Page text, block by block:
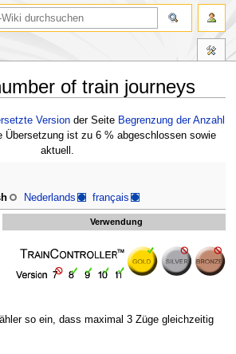
of train journeys
Versionder Seite Begrenzung der Anzahl
Übersetzung ist zu 6 % abgeschlossen sowie
aktuell.
Nederlands français
Verwendung
so ein, dass maximal 3 Züge gleichzeitig